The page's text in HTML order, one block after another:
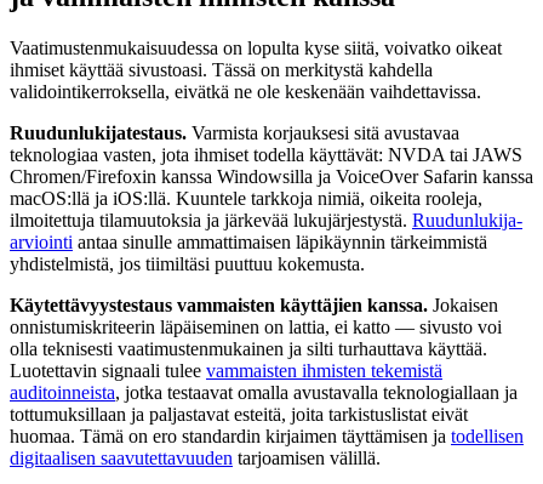
Vaatimustenmukaisuudessa on lopulta kyse siitä, voivatko oikeat
ihmiset käyttää sivustoasi. Tässä on merkitystä kahdella
validointikerroksella, eivätkä ne ole keskenään vaihdettavissa.
Ruudunlukijatestaus. Varmista korjauksesi sitä avustavaa
teknologiaa vasten, jota ihmiset todella käyttävät: NVDA tai JAWS
Chromen/Firefoxin kanssa Windowsilla ja VoiceOver Safarin kanssa
macOS:llä ja iOS:llä. Kuuntele tarkkoja nimiä, oikeita rooleja,
ilmoitettuja tilamuutoksia ja järkevää lukujärjestystä. Ruudunlukija-
arviointi antaa sinulle ammattimaisen läpikäynnin tärkeimmistä
yhdistelmistä, jos tiimiltäsi puuttuu kokemusta.
Käytettävyystestaus vammaisten käyttäjien kanssa. Jokaisen
onnistumiskriteerin läpäiseminen on lattia, ei katto — sivusto voi
olla teknisesti vaatimustenmukainen ja silti turhauttava käyttää.
Luotettavin signaali tulee vammaisten ihmisten tekemistä
auditoinneista, jotka testaavat omalla avustavalla teknologiallaan ja
tottumuksillaan ja paljastavat esteitä, joita tarkistuslistat eivät
huomaa. Tämä on ero standardin kirjaimen täyttämisen ja todellisen
digitaalisen saavutettavuuden tarjoamisen välillä.